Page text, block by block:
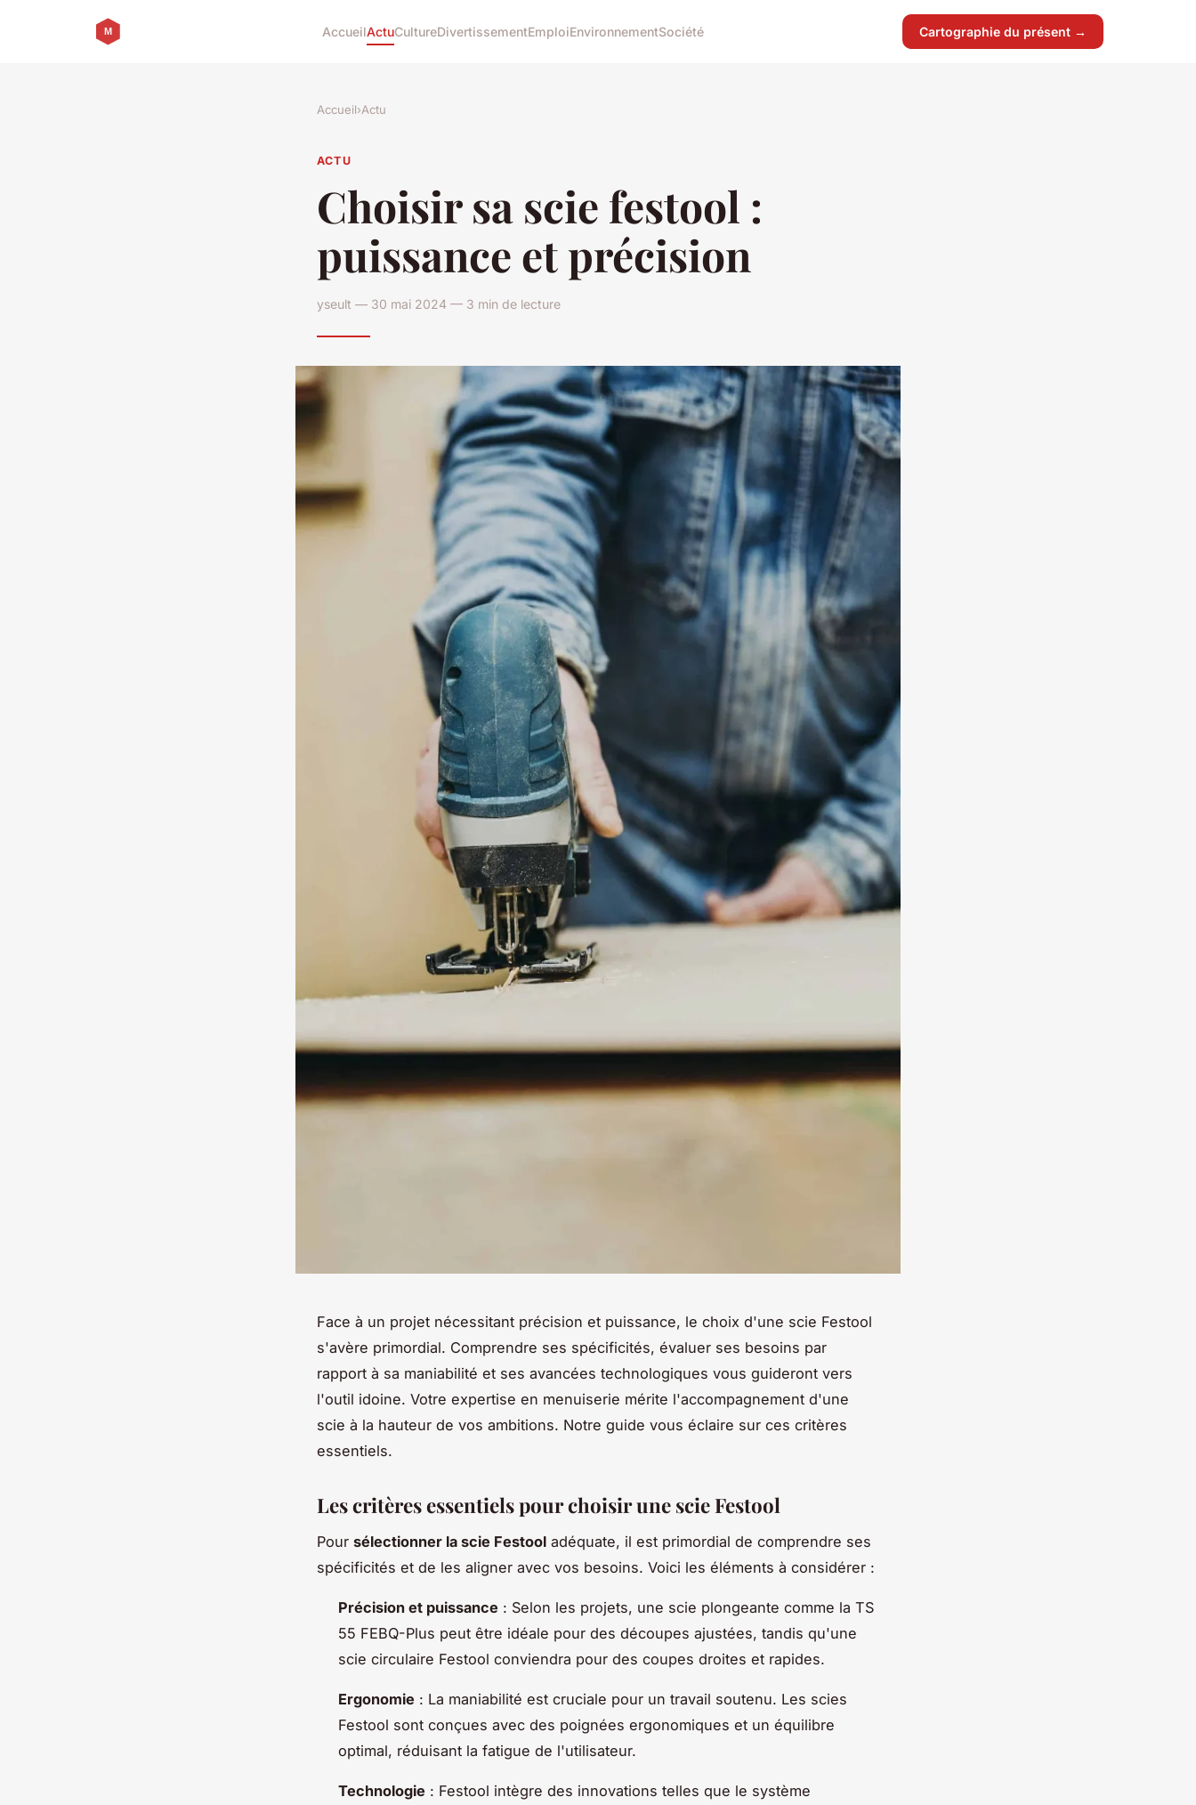
AccueilActuCultureDivertissementEmploiEnvironnementSociété Cartographie du présent →
Accueil›Actu
ACTU
Choisir sa scie festool :
puissance et précision
yseult — 30 mai 2024 — 3 min de lecture
Face à un projet nécessitant précision et puissance, le choix d'une scie Festool
s'avère primordial. Comprendre ses spécificités, évaluer ses besoins par
rapport à sa maniabilité et ses avancées technologiques vous guideront vers
l'outil idoine. Votre expertise en menuiserie mérite l'accompagnement d'une
scie à la hauteur de vos ambitions. Notre guide vous éclaire sur ces critères
essentiels.
Les critères essentiels pour choisir une scie Festool
Pour sélectionner la scie Festool adéquate, il est primordial de comprendre ses
spécificités et de les aligner avec vos besoins. Voici les éléments à considérer :
Précision et puissance : Selon les projets, une scie plongeante comme la TS
55 FEBQ-Plus peut être idéale pour des découpes ajustées, tandis qu'une
scie circulaire Festool conviendra pour des coupes droites et rapides.
Ergonomie : La maniabilité est cruciale pour un travail soutenu. Les scies
Festool sont conçues avec des poignées ergonomiques et un équilibre
optimal, réduisant la fatigue de l'utilisateur.
Technologie : Festool intègre des innovations telles que le système